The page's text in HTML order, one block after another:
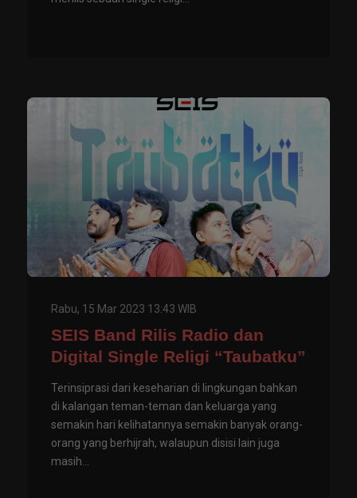
Rabu, 15 Mar 2023 13:43 WIB
SEIS Band Rilis Radio dan
Digital Single Religi “Taubatku”
Terinsiprasi dari keseharian di lingkungan bahkan
di kalangan teman-teman dan keluarga yang
semakin hari kelihatannya semakin banyak orang-
orang yang berhijrah, walaupun disisi lain juga
masih...